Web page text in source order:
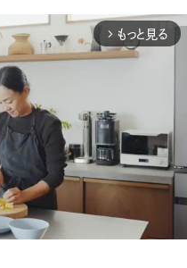
arrow_forward_ios もっと見る